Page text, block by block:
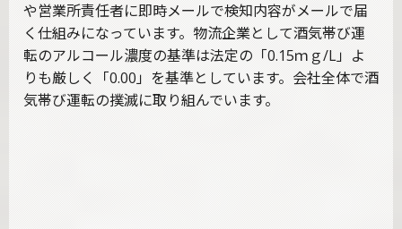
や営業所責任者に即時メールで検知内容がメールで届
く仕組みになっています。物流企業として酒気帯び運
転のアルコール濃度の基準は法定の「0.15ｍｇ/L」よ
りも厳しく「0.00」を基準としています。会社全体で酒
気帯び運転の撲滅に取り組んでいます。